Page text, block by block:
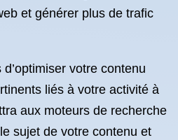
et générer plus de trafic
votre contenu
liés à votre activité à
aux moteurs de recherche
sujet de votre contenu et